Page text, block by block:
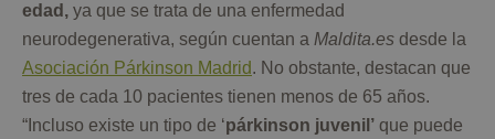
edad, ya que se trata de una enfermedad
neurodegenerativa, según cuentan a Maldita.es desde la
Asociación Párkinson Madrid. No obstante, destacan que
tres de cada 10 pacientes tienen menos de 65 años.
“Incluso existe un tipo de ‘párkinson juvenil’ que puede